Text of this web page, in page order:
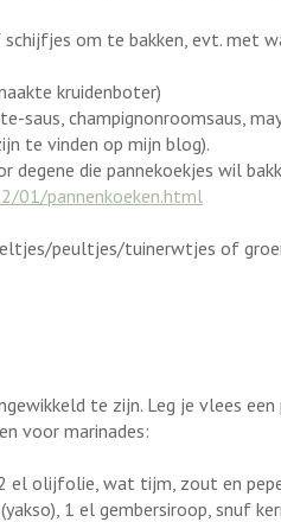
om te bakken, evt. met
kruidenboter)
saus, champignonroomsaus,
te vinden op mijn blog).
degene die pannekoekjes wil
01/pannenkoeken.html
peultjes/tuinerwtjes of
te zijn. Leg je vlees een
voor marinades:
el olijfolie, wat tijm, zout en
1 el gembersiroop, snuf